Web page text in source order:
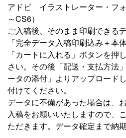
アドビ イラストレーター・フ
～CS6）
ご入稿後、そのまま印刷できるデ
「完全データ入稿印刷込み＋本
「カートに入れる」ボタンを押
さい。その後「配送・支払方法
ータの添付」よりアップロード
付けてください。
データに不備があった場合は、
入稿をお願いいたしますので、
ただきます。データ確定まで納